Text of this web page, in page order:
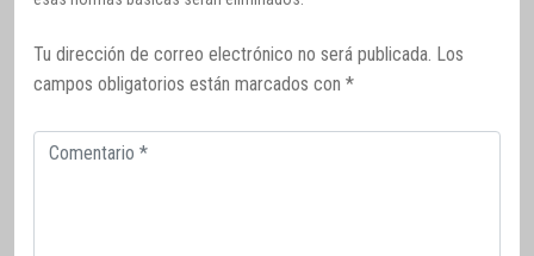
Tu dirección de correo electrónico no será publicada. Los
campos obligatorios están marcados con *
Comentario